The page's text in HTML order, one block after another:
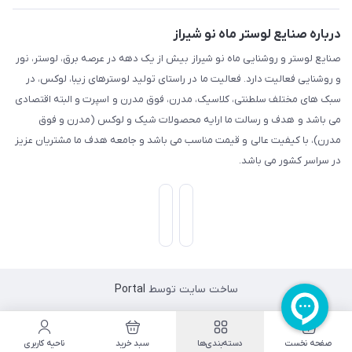
درباره صنایع لوستر ماه نو شیراز
صنایع لوستر و روشنایی ماه نو شیراز بیش از یک دهه در عرصه برق، لوستر، نور
و روشنایی فعالیت دارد. فعالیت ما در راستای تولید لوسترهای زیبا، لوکس، در
سبک های مختلف سلطنتی، کلاسیک، مدرن، فوق مدرن و اسپرت و البته اقتصادی
می باشد و هدف و رسالت ما ارایه محصولات شیک و لوکس (مدرن و فوق
مدرن)، با کیفیت عالی و قیمت مناسب می باشد و جامعه هدف ما مشتریان عزیز
در سراسر کشور می باشد.
ساخت سایت توسط Portal
صفحه نخست دسته‌بندی‌ها سبد خرید ناحیه کاربری